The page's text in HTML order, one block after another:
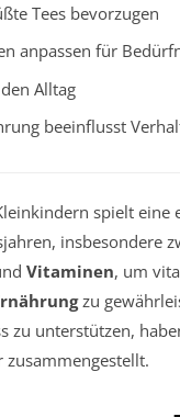
Tees bevorzugen
anpassen für
Alltag
beeinflusst
spielt eine
insbesondere
Vitaminen, um
zu
zu unterstützen,